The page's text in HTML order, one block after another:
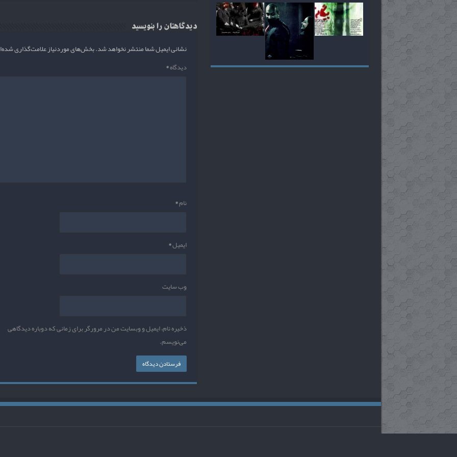
دیدگاهتان را بنویسید
نشانی ایمیل شما منتشر نخواهد شد.بخش‌های موردنیاز علامت‌گذاری
دیدگاه*
نام*
ایمیل*
وب‌ سایت
ذخیره نام، ایمیل و وبسایت من در مرورگر برای زمانی که دوباره دیدگاهی
می‌نویسم.